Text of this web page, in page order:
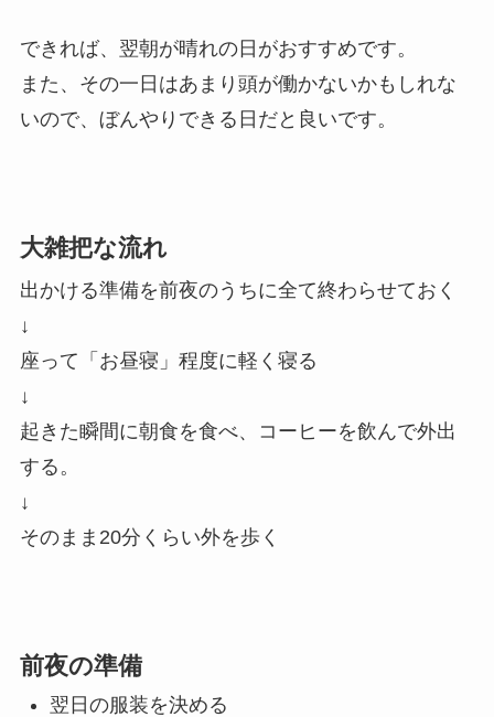
できれば、翌朝が晴れの日がおすすめです。
また、その一日はあまり頭が働かないかもしれな
いので、ぼんやりできる日だと良いです。
大雑把な流れ
出かける準備を前夜のうちに全て終わらせておく
↓
座って「お昼寝」程度に軽く寝る
↓
起きた瞬間に朝食を食べ、コーヒーを飲んで外出
する。
↓
そのまま20分くらい外を歩く
前夜の準備
翌日の服装を決める